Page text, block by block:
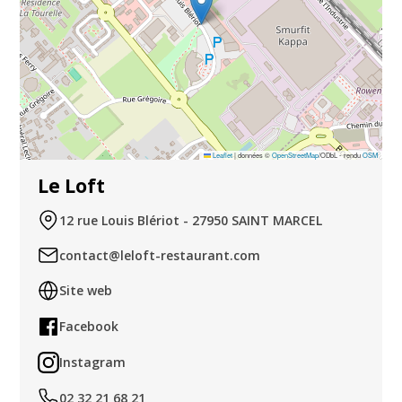
Leaflet |données ©OpenStreetMap/ODbL - renduOSM
Le Loft
12 rue Louis Blériot - 27950 SAINT MARCEL
contact@leloft-restaurant.com
Site web
Facebook
Instagram
02 32 21 68 21